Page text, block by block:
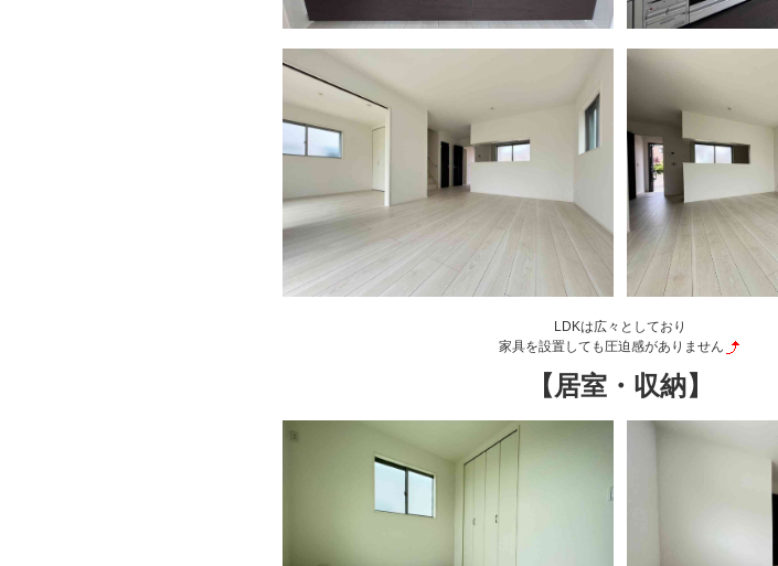
LDKは広々としており
家具を設置しても圧迫感がありません
【居室・収納】